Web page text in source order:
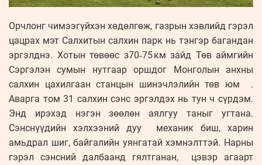
Орчлонг чимээгүйхэн хөдөлгөж, газрын хэвлийд гэрэл
цацрах мэт Салхитын салхин парк нь тэнгэр багандан
эргэлднэ. Хотын төвөөс з70‑75 км зайд Төв аймгийн
Сэргэлэн сумын нутгаар оршдог Монголын анхны
салхин цахилгаан станцын шинэчлэлийн төв юм .
Аварга том 31 салхин сэнс эргэлдэх нь тун ч сүрдэм.
Энд ирэхэд нэгэн зөөлөн аялгуу таныг угтана.
Сэнснүүдийн хэлхээний дуу механик биш, харин
амьдрал шиг, байгалийн уянгатай хэмнэлттэй. Нарны
гэрэл сэнсний далбаанд гялтганан, цэвэр агаарт